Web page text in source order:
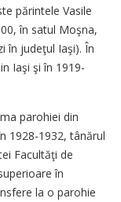
părintele Vasile
în satul Moşna,
în judeţul Iaşi). În
Iaşi şi în 1919-
parohiei din
1928-1932, tânărul
Facultăţi de
în
la o parohie